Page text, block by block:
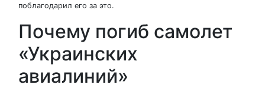
поблагодарил его за это.
Почему погиб самолет
«Украинских
авиалиний»